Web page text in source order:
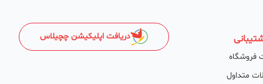
فروشگاه
متداول
دریافت اپلیکیشن چچیلاس